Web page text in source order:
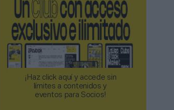
¡Haz click aquí y accede sin
límites a contenidos y
eventos para Socios!​​​​​​​